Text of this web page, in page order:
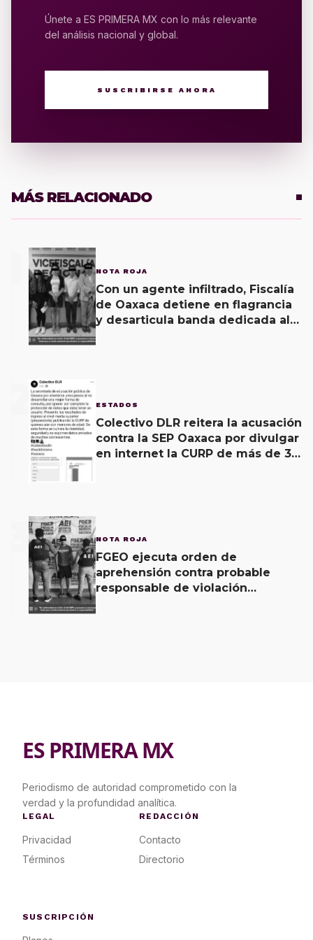
Únete a ES PRIMERA MX con lo más relevante
del análisis nacional y global.
SUSCRIBIRSE AHORA
MÁS RELACIONADO
NOTA ROJA
Con un agente infiltrado, Fiscalía
de Oaxaca detiene en flagrancia
y desarticula banda dedicada al
2 ESTADOS
Colectivo DLR reitera la acusación
contra la SEP Oaxaca por divulgar
en internet la CURP de más de 30
3 NOTA ROJA
FGEO ejecuta orden de
aprehensión contra probable
responsable de violación
ES PRIMERA MX
Periodismo de autoridad comprometido con la
verdad y la profundidad analítica.
LEGAL
Privacidad
Términos
REDACCIÓN
Contacto
Directorio
SUSCRIPCIÓN